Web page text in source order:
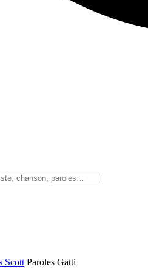
Scott Paroles Gatti